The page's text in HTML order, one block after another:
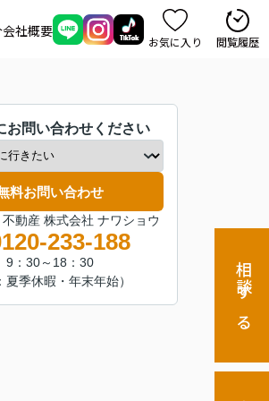
会社概要
お気に入り 閲覧履歴
相談する
お問い合わせください
料お問い合わせ
不動産 株式会社 ナワショウ
233-188
9：30～18：30
夏季休暇・年末年始）